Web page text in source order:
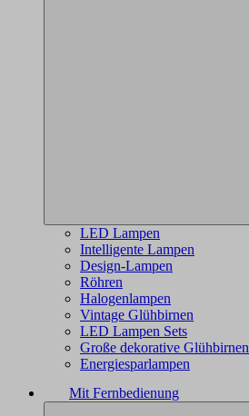
LED Lampen
Intelligente Lampen
Design-Lampen
Röhren
Halogenlampen
Vintage Glühbirnen
LED Lampen Sets
Große dekorative Glühbirnen
Energiesparlampen
Mit Fernbedienung